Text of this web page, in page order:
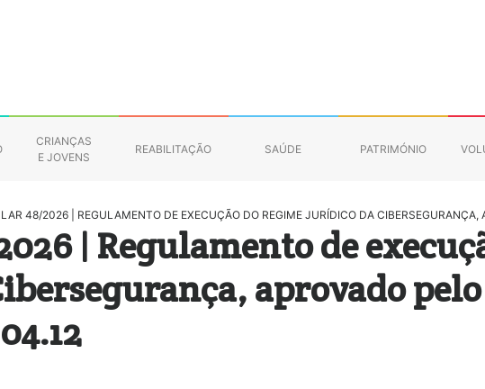
CRIANÇAS
E JOVENS
REABILITAÇÃO SAÚDE PATRIMÓNIO
48/2026 | REGULAMENTO DE EXECUÇÃO DO REGIME JURÍDICO DA
| Regulamento de
aprovado